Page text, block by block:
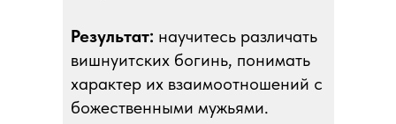
Результат: научитесь различать
вишнуитских богинь, понимать
характер их взаимоотношений с
божественными мужьями.